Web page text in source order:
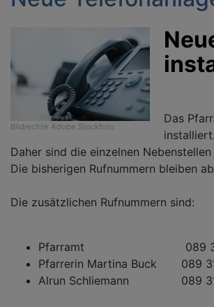
Bildrechte Adobe Stockfoto
Das
installiert.
Daher sind die einzelnen
Die bisherigen Rufnummern bleiben
Die zusätzlichen Rufnummern sind:
Pfarramt 089
Pfarrerin Martina Buck 089
Alrun Schliemann 089